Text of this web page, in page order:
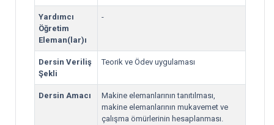
Yardımcı
Öğretim
Eleman(lar)ı
-
Dersin Veriliş
Şekli
Teorik ve Ödev uygulaması
Dersin Amacı
Makine elemanlarının tanıtılması,
makine elemanlarının mukavemet ve
çalışma ömürlerinin hesaplanması.